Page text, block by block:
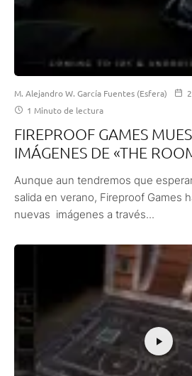
M. Alejandro W. García Fuentes (Esfera)
1 Minuto de lectura
FIREPROOF GAMES
IMÁGENES DE «THE
Aunque aun tendremos que
salida en verano, Fireproof Games
nuevas imágenes a través...